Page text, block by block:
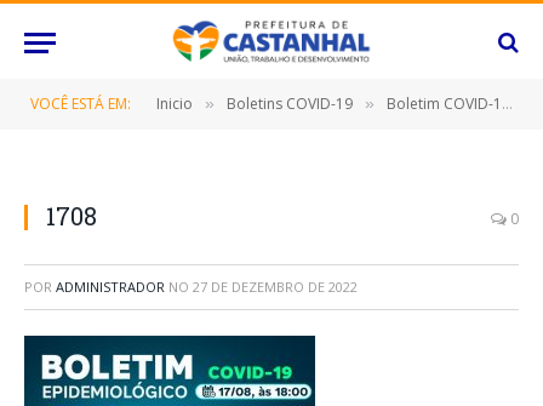
VOCÊ ESTÁ EM: Inicio » Boletins COVID-19 » Boletim COVID-19 (17/08/2022)
1708 0
POR ADMINISTRADOR NO 27 DE DEZEMBRO DE 2022